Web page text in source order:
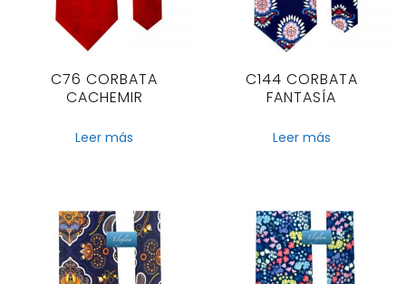
C76 CORBATA
CACHEMIR
Leer más
C144 CORBATA
FANTASÍA
Leer más